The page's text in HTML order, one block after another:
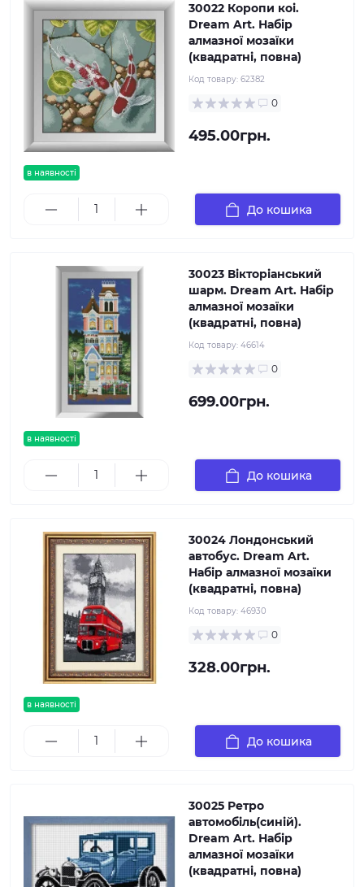
в наявності
30022 Коропи коі.
Dream Art. Набір
алмазної мозаїки
(квадратні, повна)
Код товару: 62382
0
495.00грн.
До кошика
в наявності
30023 Вікторіанський
шарм. Dream Art. Набір
алмазної мозаїки
(квадратні, повна)
Код товару: 46614
0
699.00грн.
До кошика
в наявності
30024 Лондонський
автобус. Dream Art.
Набір алмазної мозаїки
(квадратні, повна)
Код товару: 46930
0
328.00грн.
До кошика
30025 Ретро
автомобіль(синій).
Dream Art. Набір
алмазної мозаїки
(квадратні, повна)